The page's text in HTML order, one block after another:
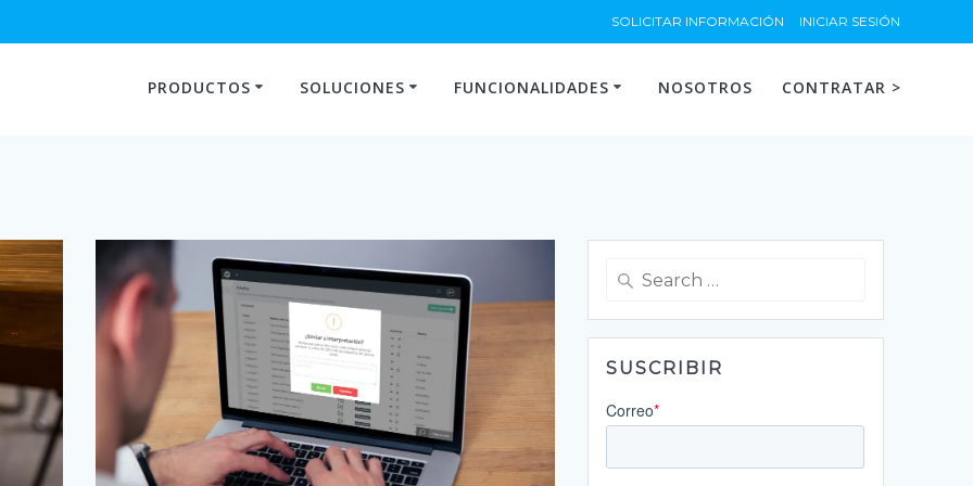
SOLICITAR INFORMACIÓN INICIAR SESIÓN
PRODUCTOS SOLUCIONES FUNCIONALIDADES NOSOTROS CONTRATAR >
Search
SUSCRIBIR